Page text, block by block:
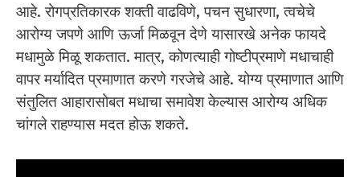
आहे. रोगप्रतिकारक शक्ती वाढविणे, पचन सुधारणा, त्वचेचे
आरोग्य जपणे आणि ऊर्जा मिळवून देणे यासारखे अनेक फायदे
मधामुळे मिळू शकतात. मात्र, कोणत्याही गोष्टीप्रमाणे मधाचाही
वापर मर्यादित प्रमाणात करणे गरजेचे आहे. योग्य प्रमाणात आणि
संतुलित आहारासोबत मधाचा समावेश केल्यास आरोग्य अधिक
चांगले राहण्यास मदत होऊ शकते.